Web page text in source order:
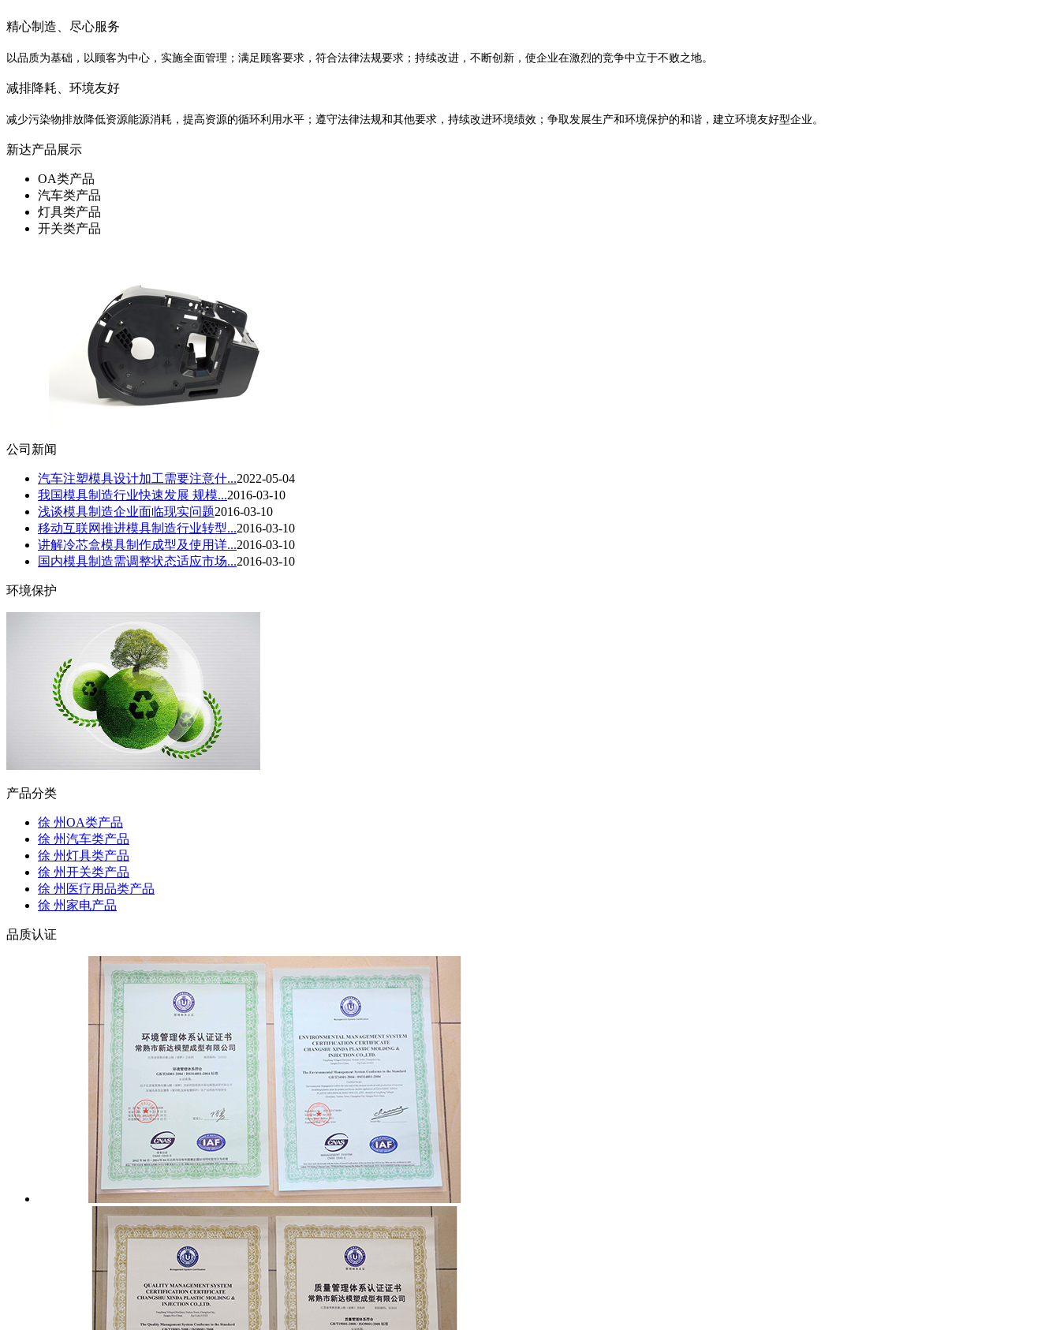
精心制造、尽心服务
以品质为基础，以顾客为中心，实施全面管理；满足顾客要求，符合法律法规要求；持续改进，不断创新，使企业在激烈的竞争中立于不败之地。
减排降耗、环境友好
减少污染物排放降低资源能源消耗，提高资源的循环利用水平；遵守法律法规和其他要求，持续改进环境绩效；争取发展生产和环境保护的和谐，建立环境友好型企业。
新达产品展示
OA类产品
汽车类产品
灯具类产品
开关类产品
公司新闻
汽车注塑模具设计加工需要注意什...2022-05-04
我国模具制造行业快速发展 规模...2016-03-10
浅谈模具制造企业面临现实问题2016-03-10
移动互联网推进模具制造行业转型...2016-03-10
讲解冷芯盒模具制作成型及使用详...2016-03-10
国内模具制造需调整状态适应市场...2016-03-10
环境保护
产品分类
徐 州OA类产品
徐 州汽车类产品
徐 州灯具类产品
徐 州开关类产品
徐 州医疗用品类产品
徐 州家电产品
品质认证